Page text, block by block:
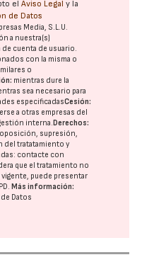
elAviso Legal y la
de Datos
Media, S.L.U.
a nuestra(s)
cuenta de usuario.
con la misma o
o
mientras dure la
sea necesario para
especificadasCesión:
a otras empresas del
interna.Derechos:
supresión,
del tratatamiento y
contacte con
que el tratamiento no
vigente, puede presentar
.Más información:
Datos